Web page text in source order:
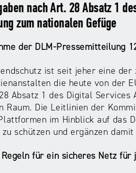
nach Art. 28 Absatz 1
zum nationalen Gefüge
der DLM-Pressemitteilung
ist seit jeher eine
die heute von der
Absatz 1 des Digital Services
Raum. Die Leitlinien der
im Hinblick auf das
schützen und ergänzen
für ein sicheres Netz für